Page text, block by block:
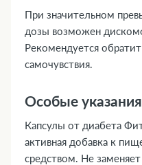
При значительном
дозы возможен
Рекомендуется
самочувствия.
Особые указания
Капсулы от диабета
активная добавка к
средством. Не